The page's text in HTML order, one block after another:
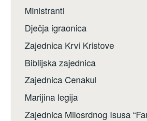
Ministranti
Dječja igraonica
Zajednica Krvi Kristove
Biblijska zajednica
Zajednica Cenakul
Marijina legija
Zajednica Milosrdnog Isusa